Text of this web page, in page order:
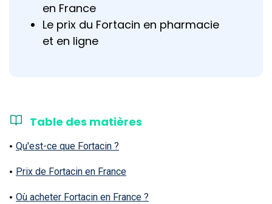
en France
Le prix du Fortacin en pharmacie
et en ligne
Table des matières
Qu'est-ce que Fortacin ?
Prix de Fortacin en France
Où acheter Fortacin en France ?